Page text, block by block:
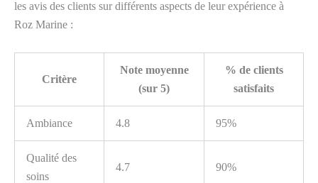
les avis des clients sur différents aspects de leur expérience à
Roz Marine :
Critère
Note moyenne
(sur 5)
% de clients
satisfaits
Ambiance 4.8 95%
Qualité des
soins
4.7 90%